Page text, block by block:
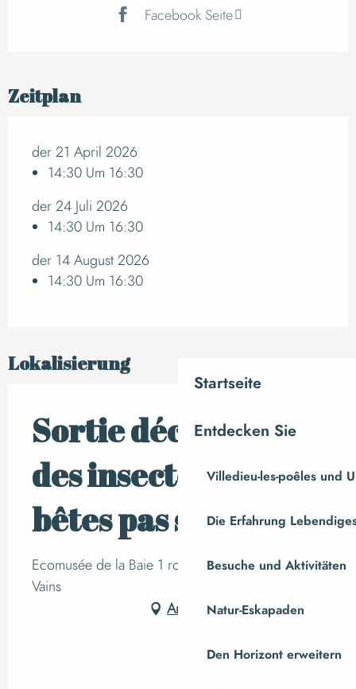
Startseite
Entdecken Sie
Villedieu-les-poêles und
Die Erfahrung
Besuche und Aktivitäten
Natur-Eskapaden
Den Horizont erweitern
Facebook Seite
Zeitplan
der 21 April 2026
14:30 Um 16:30
der 24 Juli 2026
14:30 Um 16:30
der 14 August 2026
14:30 Um 16:30
Lokalisierung
Sortie découverte
des insectes : des
bêtes pas si bêtes !
Ecomusée de la Baie 1 route du Grouin du Sud,
Vains
Anfahrt